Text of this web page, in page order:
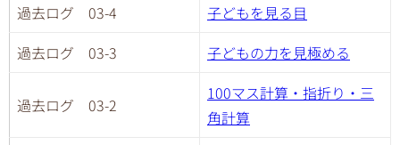
過去ログ 03-4
子どもを見る目
過去ログ 03-3
子どもの力を見極める
過去ログ 03-2
100マス計算・指折り・三
角計算